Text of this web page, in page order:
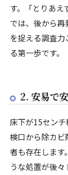
す。「とりあ
では、後から
を捉える調査
る第一歩です。
2. 安易で
床下が15セン
検口から除カ
者も存在します
うな処置が後